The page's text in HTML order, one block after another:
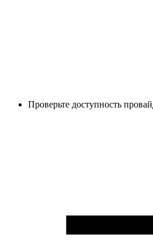
Проверьте доступность